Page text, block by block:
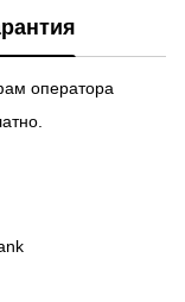
оператора